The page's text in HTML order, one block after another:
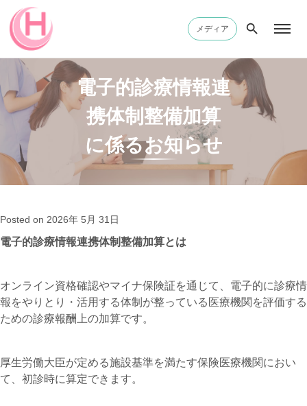
メディア
電子的診療情報連
携体制整備加算
に係るお知らせ
Posted on 2026年 5月 31日
電子的診療情報連携体制整備加算とは
オンライン資格確認やマイナ保険証を通じて、電子的に診療情
報をやりとり・活用する体制が整っている医療機関を評価する
ための診療報酬上の加算です。
厚生労働大臣が定める施設基準を満たす保険医療機関におい
て、初診時に算定できます。